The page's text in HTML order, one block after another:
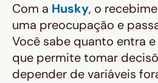
Com a Husky, o
uma preocupação e
Você sabe quanto entra
que permite tomar
depender de variáveis